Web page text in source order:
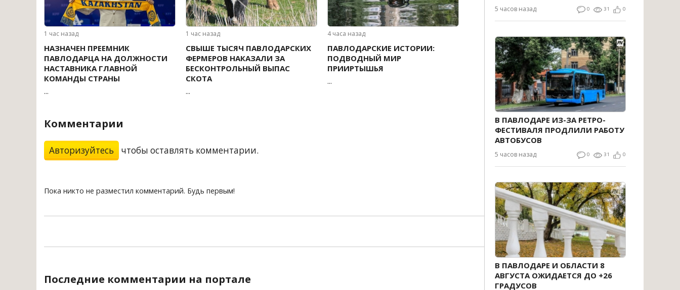
5 часов назад 0 31 0
В ПАВЛОДАРЕ ИЗ-ЗА РЕТРО-
ФЕСТИВАЛЯ ПРОДЛИЛИ РАБОТУ
АВТОБУСОВ
5 часов назад 0 31 0
В ПАВЛОДАРЕ И ОБЛАСТИ 8
АВГУСТА ОЖИДАЕТСЯ ДО +26
ГРАДУСОВ
1 час назад
НАЗНАЧЕН ПРЕЕМНИК
ПАВЛОДАРЦА НА ДОЛЖНОСТИ
НАСТАВНИКА ГЛАВНОЙ
КОМАНДЫ СТРАНЫ
...
1 час назад
СВЫШЕ ТЫСЯЧ ПАВЛОДАРСКИХ
ФЕРМЕРОВ НАКАЗАЛИ ЗА
БЕСКОНТРОЛЬНЫЙ ВЫПАС
СКОТА
...
4 часа назад
ПАВЛОДАРСКИЕ ИСТОРИИ:
ПОДВОДНЫЙ МИР
ПРИИРТЫШЬЯ
...
Комментарии
Авторизуйтесь чтобы оставлять комментарии.
Пока никто не разместил комментарий. Будь первым!
Последние комментарии на портале